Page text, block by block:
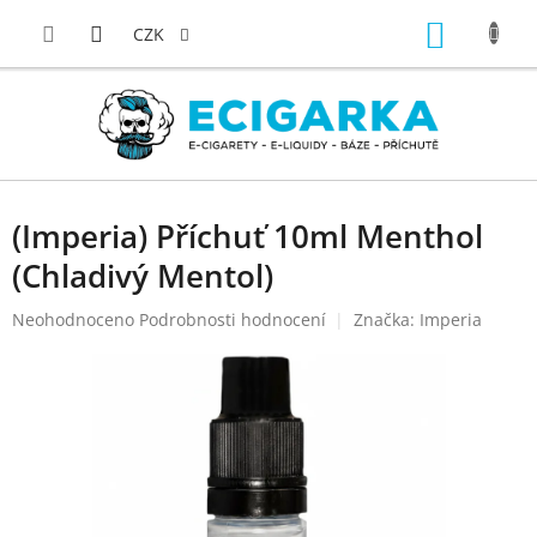
CZK
(Imperia) Příchuť 10ml Menthol
(Chladivý Mentol)
Průměrné
Neohodnoceno Podrobnosti hodnocení Značka: Imperia